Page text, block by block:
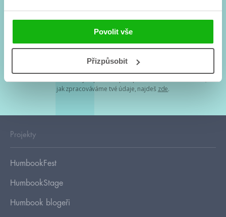
Povolit vše
Přizpůsobit
Souhlasím spodmínkami zpracování osobních údajů
Tvá e-mailová adresa je u nás v bezpečí. Přečti si
jak zpracováváme tvé údaje, najdeš zde.
Projekty
HumbookFest
HumbookStage
Humbook blogeři